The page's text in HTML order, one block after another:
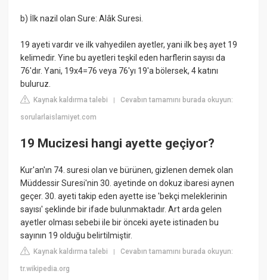
b) İlk nazil olan Sure: Alâk Suresi.
19 ayeti vardır ve ilk vahyedilen ayetler, yani ilk beş ayet 19
kelimedir. Yine bu ayetleri teşkil eden harflerin sayısı da
76'dır. Yani, 19x4=76 veya 76'yı 19'a bölersek, 4 katını
buluruz.
Kaynak kaldırma talebi |Cevabın tamamını burada okuyun:
sorularlaislamiyet.com
19 Mucizesi hangi ayette geçiyor?
Kur'an'ın 74. suresi olan ve bürünen, gizlenen demek olan
Müddessir Suresi'nin 30. ayetinde on dokuz ibaresi aynen
geçer. 30. ayeti takip eden ayette ise 'bekçi meleklerinin
sayısı' şeklinde bir ifade bulunmaktadır. Art arda gelen
ayetler olması sebebi ile bir önceki ayete istinaden bu
sayının 19 olduğu belirtilmiştir.
Kaynak kaldırma talebi |Cevabın tamamını burada okuyun:
tr.wikipedia.org